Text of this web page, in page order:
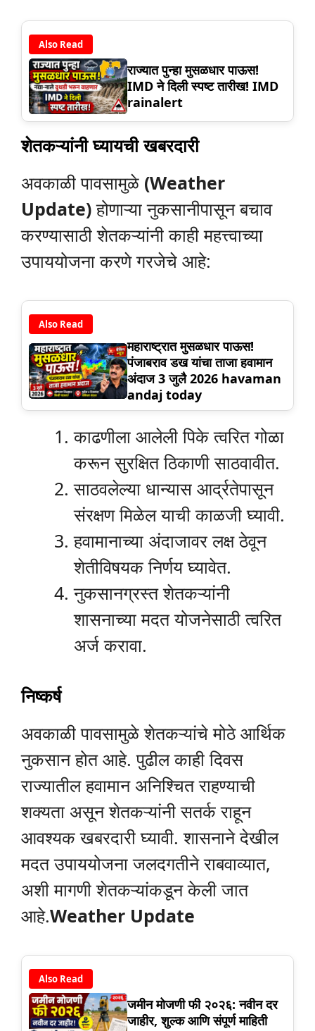
Also Read
राज्यात पुन्हा मुसळधार पाऊस!
IMD ने दिली स्पष्ट तारीख! IMD
rainalert
शेतकऱ्यांनी घ्यायची खबरदारी
अवकाळी पावसामुळे (Weather
Update)होणाऱ्या नुकसानीपासून बचाव
करण्यासाठी शेतकऱ्यांनी काही महत्त्वाच्या
उपाययोजना करणे गरजेचे आहे:
Also Read
महाराष्ट्रात मुसळधार पाऊस!
पंजाबराव डख यांचा ताजा हवामान
अंदाज 3 जुलै 2026 havaman
andaj today
काढणीला आलेली पिके त्वरित गोळा
करून सुरक्षित ठिकाणी साठवावीत.
साठवलेल्या धान्यास आर्द्रतेपासून
संरक्षण मिळेल याची काळजी घ्यावी.
हवामानाच्या अंदाजावर लक्ष ठेवून
शेतीविषयक निर्णय घ्यावेत.
नुकसानग्रस्त शेतकऱ्यांनी
शासनाच्या मदत योजनेसाठी त्वरित
अर्ज करावा.
निष्कर्ष
अवकाळी पावसामुळे शेतकऱ्यांचे मोठे आर्थिक
नुकसान होत आहे. पुढील काही दिवस
राज्यातील हवामान अनिश्चित राहण्याची
शक्यता असून शेतकऱ्यांनी सतर्क राहून
आवश्यक खबरदारी घ्यावी. शासनाने देखील
मदत उपाययोजना जलदगतीने राबवाव्यात,
अशी मागणी शेतकऱ्यांकडून केली जात
आहे.Weather Update
Also Read
जमीन मोजणी फी २०२६: नवीन दर
जाहीर, शुल्क आणि संपूर्ण माहिती